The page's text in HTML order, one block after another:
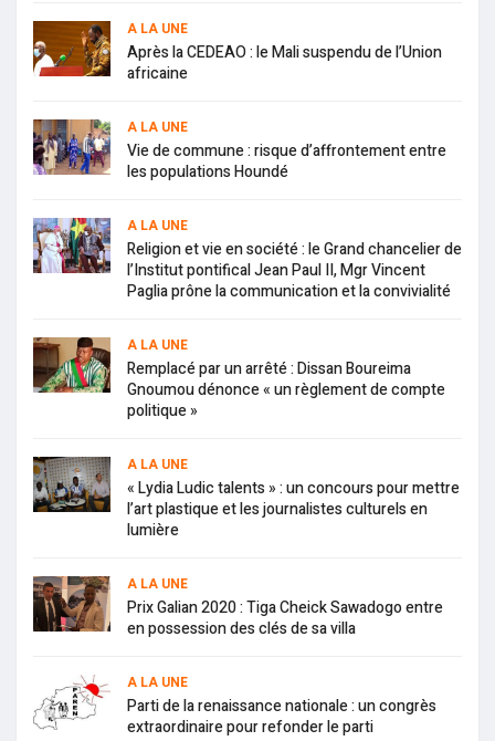
A LA UNE
Après la CEDEAO : le Mali suspendu de l’Union
africaine
A LA UNE
Vie de commune : risque d’affrontement entre
les populations Houndé
A LA UNE
Religion et vie en société : le Grand chancelier de
l’Institut pontifical Jean Paul II, Mgr Vincent
Paglia prône la communication et la convivialité
A LA UNE
Remplacé par un arrêté : Dissan Boureima
Gnoumou dénonce « un règlement de compte
politique »
A LA UNE
« Lydia Ludic talents » : un concours pour mettre
l’art plastique et les journalistes culturels en
lumière
A LA UNE
Prix Galian 2020 : Tiga Cheick Sawadogo entre
en possession des clés de sa villa
A LA UNE
Parti de la renaissance nationale : un congrès
extraordinaire pour refonder le parti